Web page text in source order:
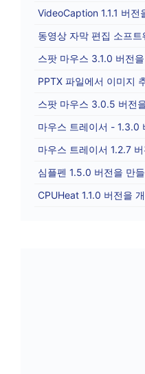
VideoCaption 1.1.1 버전
동영상 자막 편집 소프
스팟 마우스 3.1.0 버전
스팟 마우스 3.0.5 버전
마우스 트레이서 - 1.3.0
마우스 트레이서 1.2.7
심플펜 1.5.0 버전을 만
CPUHeat 1.1.0 버전을